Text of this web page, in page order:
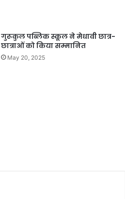
गुरूकुल पब्लिक स्कूल ने मेधावी छात्र-
छात्राओं को किया सम्मानित
May 20, 2025